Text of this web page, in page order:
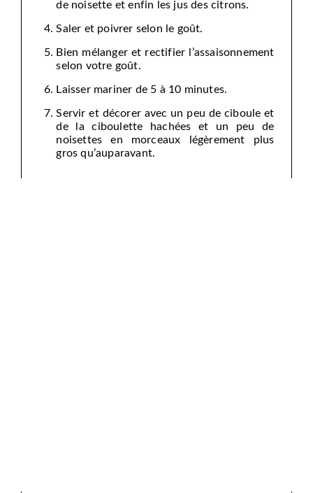
de noisette et enfin les jus des citrons.
Saler et poivrer selon le goût.
Bien mélanger et rectifier l’assaisonnement
selon votre goût.
Laisser mariner de 5 à 10 minutes.
Servir et décorer avec un peu de ciboule et
de la ciboulette hachées et un peu de
noisettes en morceaux légèrement plus
gros qu’auparavant.